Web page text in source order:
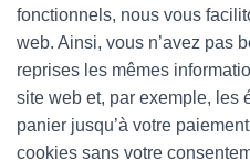
fonctionnels, nous vous
web. Ainsi, vous n’avez pas
reprises les mêmes
site web et, par exemple, les
panier jusqu’à votre
cookies sans votre